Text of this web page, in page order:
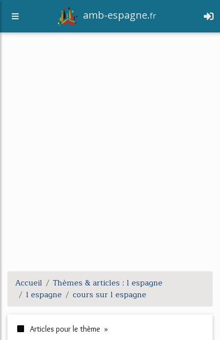
amb-espagne.fr
Accueil
Thèmes & articles : l espagne
l espagne
cours sur l espagne
Articles pour le thème »